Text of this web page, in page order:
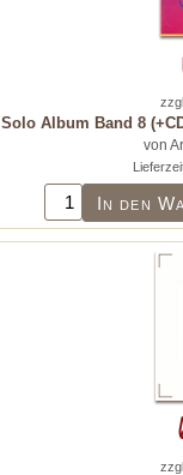
Solo Album Band 8
von
In den
zzgl.
zzgl.